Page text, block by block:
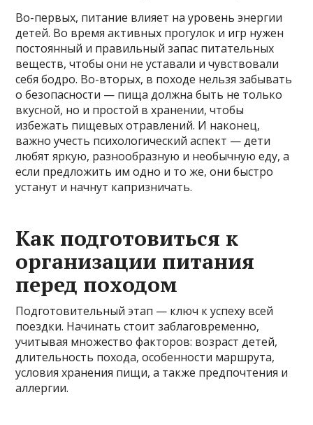
Во-первых, питание влияет на уровень энергии
детей. Во время активных прогулок и игр нужен
постоянный и правильный запас питательных
веществ, чтобы они не уставали и чувствовали
себя бодро. Во-вторых, в походе нельзя забывать
о безопасности — пища должна быть не только
вкусной, но и простой в хранении, чтобы
избежать пищевых отравлений. И наконец,
важно учесть психологический аспект — дети
любят яркую, разнообразную и необычную еду, а
если предложить им одно и то же, они быстро
устанут и начнут капризничать.
Как подготовиться к
организации питания
перед походом
Подготовительный этап — ключ к успеху всей
поездки. Начинать стоит заблаговременно,
учитывая множество факторов: возраст детей,
длительность похода, особенности маршрута,
условия хранения пищи, а также предпочтения и
аллергии.